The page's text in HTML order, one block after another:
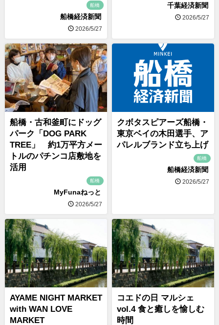
船橋
船橋経済新聞
2026/5/27
千葉経済新聞
2026/5/27
船橋・古和釜町にドッグ
パーク「DOG PARK
TREE」 約1万平方メー
トルのパチンコ店敷地を
活用
船橋
MyFunaねっと
2026/5/27
クボタスピアーズ船橋・
東京ベイの木田選手、ア
パレルブランド立ち上げ
船橋
船橋経済新聞
2026/5/27
AYAME NIGHT MARKET
with WAN LOVE
MARKET
コエドの日 マルシェ
vol.4 食と癒しを愉しむ
時間